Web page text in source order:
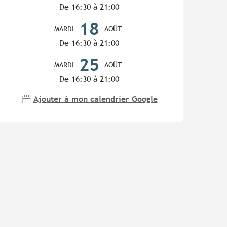
De 16:30 à 21:00
MARDI 18 AOÛT
De 16:30 à 21:00
MARDI 25 AOÛT
De 16:30 à 21:00
Ajouter à mon calendrier Google